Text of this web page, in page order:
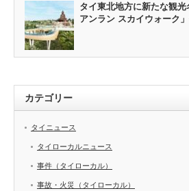
タイ東北地方に新たな観
アンラン スカイウォーク
カテゴリー
タイニュース
タイローカルニュース
事件（タイローカル）
事故・火災（タイローカル）